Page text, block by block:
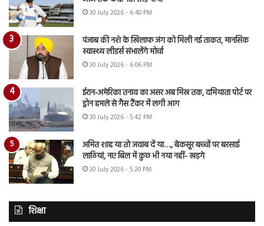
30 July 2026 - 6:40 PM
पंजाब की नशे के खिलाफ जंग को मिली नई ताकत, मानसिक
स्वास्थ्य लीडर्स संभालेंगे मोर्चा
30 July 2026 - 6:06 PM
ईरान-अमेरिका तनाव का असर अब मिस्र तक, दमियाता पोर्ट पर
ड्रोन हमले से गैस टैंकर में लगी आग
30 July 2026 - 5:42 PM
अमित शाह या तो जवाब दें या…., बेकसूर बच्चों पर बरसाई
लाठियां, नए बिल में कुछ भी नया नहीं- खड़गे
30 July 2026 - 5:20 PM
शिक्षा